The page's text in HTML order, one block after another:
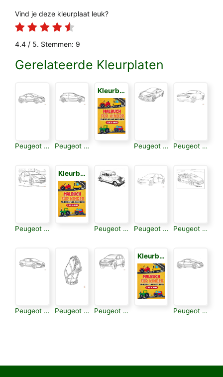
Vind je deze kleurplaat leuk?
4.4 / 5. Stemmen: 9
Gerelateerde Kleurplaten
Peugeot 206 Cc Peugeot 207 Rc
Kleurboek voor Kinderen 3
Peugeot 207 Sw Peugeot 208
Peugeot 3008
Kleurboek voor Kinderen 3
Peugeot 301d Peugeot 306 Peugeot 307 Cc
Peugeot 308 Gt Peugeot 308 Sw Peugeot 4007
Kleurboek voor Kinderen 3
Peugeot 407